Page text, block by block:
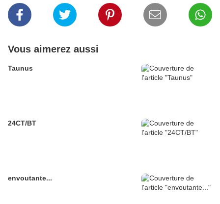
Vous aimerez aussi
Taunus
24CT/BT
envoutante...